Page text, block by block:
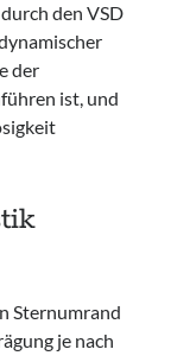
den VSD
der
ist, und
Sternumrand
je nach